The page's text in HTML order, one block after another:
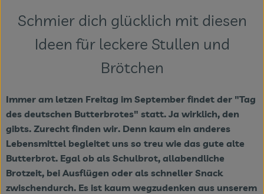
Obst & Gemüse
Naturdrogerie
Getränke
Das Konzept
Schmier dich glücklich mit diesen
Ideen für leckere Stullen und
Brötchen
Immer am letzen Freitag im September findet der "Tag
des deutschen Butterbrotes" statt. Ja wirklich, den
gibts. Zurecht finden wir. Denn kaum ein anderes
Lebensmittel begleitet uns so treu wie das gute alte
Butterbrot. Egal ob als Schulbrot, allabendliche
Brotzeit, bei Ausflügen oder als schneller Snack
zwischendurch. Es ist kaum wegzudenken aus unserem